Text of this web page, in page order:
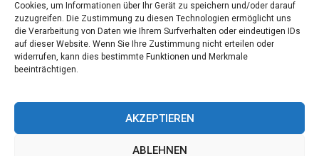
Cookies, um Informationen über Ihr Gerät zu speichern und/oder darauf
zuzugreifen. Die Zustimmung zu diesen Technologien ermöglicht uns
die Verarbeitung von Daten wie Ihrem Surfverhalten oder eindeutigen IDs
auf dieser Website. Wenn Sie Ihre Zustimmung nicht erteilen oder
widerrufen, kann dies bestimmte Funktionen und Merkmale
beeinträchtigen.
AKZEPTIEREN
ABLEHNEN